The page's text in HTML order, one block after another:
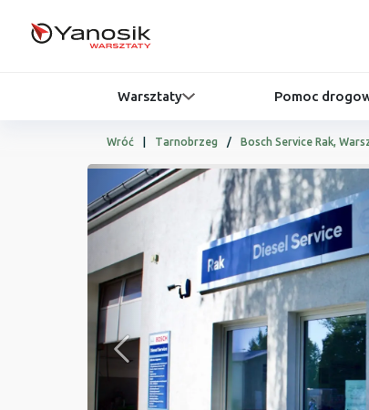
Warsztaty Pomoc
Wróć Tarnobrzeg / Bosch Service Rak,